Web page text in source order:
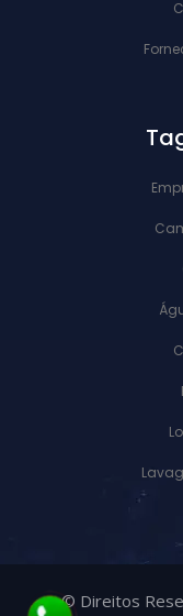
© Direitos